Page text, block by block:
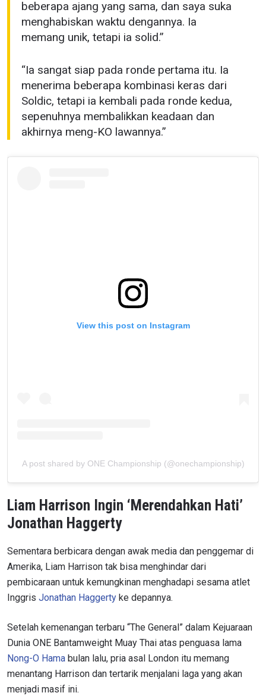
beberapa ajang yang sama, dan saya suka
menghabiskan waktu dengannya. Ia
memang unik, tetapi ia solid.”
“Ia sangat siap pada ronde pertama itu. Ia
menerima beberapa kombinasi keras dari
Soldic, tetapi ia kembali pada ronde kedua,
sepenuhnya membalikkan keadaan dan
akhirnya meng-KO lawannya.”
View this post on Instagram
A post shared by ONE Championship (@onechampionship)
Liam Harrison Ingin ‘Merendahkan Hati’
Jonathan Haggerty
Sementara berbicara dengan awak media dan penggemar di
Amerika, Liam Harrison tak bisa menghindar dari
pembicaraan untuk kemungkinan menghadapi sesama atlet
Inggris Jonathan Haggerty ke depannya.
Setelah kemenangan terbaru “The General” dalam Kejuaraan
Dunia ONE Bantamweight Muay Thai atas penguasa lama
Nong-O Hama bulan lalu, pria asal London itu memang
menantang Harrison dan tertarik menjalani laga yang akan
menjadi masif ini.